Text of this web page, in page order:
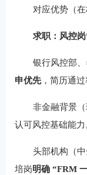
对应优势（
求职：风控
银行风控部
申优先，简历通
非金融背景
认可风控基础能力
头部机构（
培岗明确 “FRM